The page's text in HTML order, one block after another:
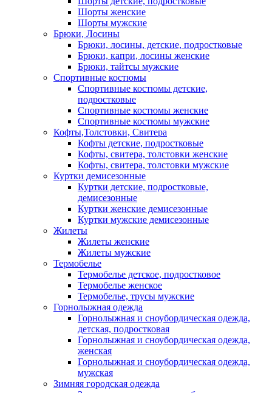
Шорты женские
Шорты мужские
Брюки, Лосины
Брюки, лосины, детские, подростковые
Брюки, капри, лосины женские
Брюки, тайтсы мужские
Спортивные костюмы
Спортивные костюмы детские,
подростковые
Спортивные костюмы женские
Спортивные костюмы мужские
Кофты,Толстовки, Свитера
Кофты детские, подростковые
Кофты, свитера, толстовки женские
Кофты, свитера, толстовки мужские
Куртки демисезонные
Куртки детские, подростковые,
демисезонные
Куртки женские демисезонные
Куртки мужские демисезонные
Жилеты
Жилеты женские
Жилеты мужские
Термобелье
Термобелье детское, подростковое
Термобелье женское
Термобелье, трусы мужские
Горнолыжная одежда
Горнолыжная и сноубордическая одежда,
детская, подростковая
Горнолыжная и сноубордическая одежда,
женская
Горнолыжная и сноубордическая одежда,
мужская
Зимняя городская одежда